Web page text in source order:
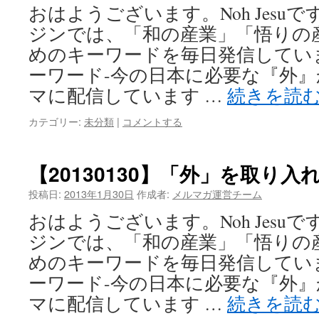
おはようございます。Noh Jesuで
ジンでは、「和の産業」「悟り
めのキーワードを毎日発信して
ーワード-今の日本に必要な『外
マに配信しています … 続きを読
カテゴリー: 未分類 | コメントする
【20130130】「外」を取り入
投稿日: 2013年1月30日 作成者: メルマガ運営チーム
おはようございます。Noh Jesuで
ジンでは、「和の産業」「悟り
めのキーワードを毎日発信して
ーワード-今の日本に必要な『外
マに配信しています … 続きを読